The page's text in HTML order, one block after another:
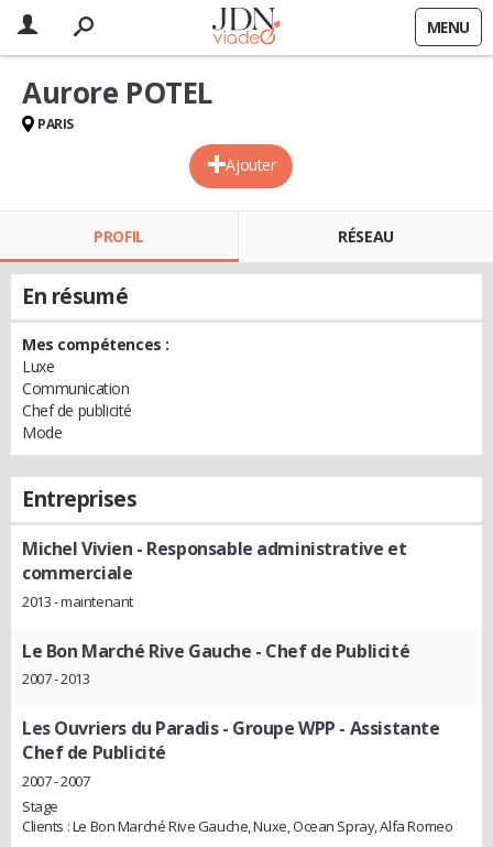
MENU
Ajouter
Aurore POTEL
PARIS
PROFIL RÉSEAU
En résumé
Mes compétences :
Luxe
Communication
Chef de publicité
Mode
Entreprises
Michel Vivien - Responsable administrative et
commerciale
2013 - maintenant
Le Bon Marché Rive Gauche - Chef de Publicité
2007 - 2013
Les Ouvriers du Paradis - Groupe WPP - Assistante
Chef de Publicité
2007 - 2007
Stage
Clients : Le Bon Marché Rive Gauche, Nuxe, Ocean Spray, Alfa Romeo